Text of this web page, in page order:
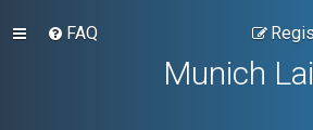
FAQ
Munich